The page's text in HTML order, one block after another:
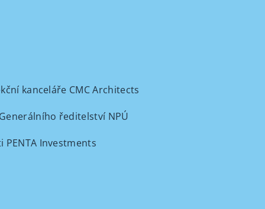
kanceláře CMC Architects
ředitelství NPÚ
Investments